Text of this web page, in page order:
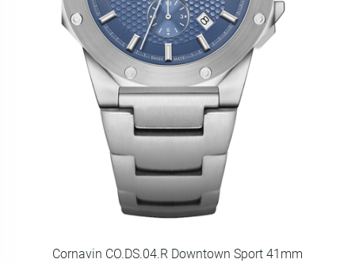
Cornavin CO.DS.04.R Downtown Sport 41mm